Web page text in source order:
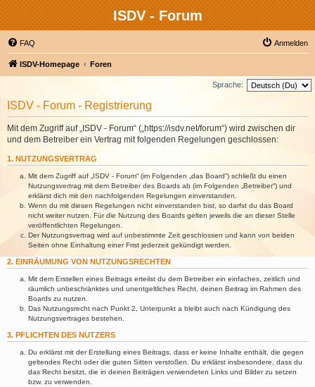
ISDV - Forum
FAQ Anmelden
ISDV-Homepage Foren
Sprache:
ISDV - Forum - Registrierung
Mit dem Zugriff auf „ISDV - Forum“ („https://isdv.net/forum“) wird zwischen dir
und dem Betreiber ein Vertrag mit folgenden Regelungen geschlossen:
1. NUTZUNGSVERTRAG
Mit dem Zugriff auf „ISDV - Forum“ (im Folgenden „das Board“) schließt du einen
Nutzungsvertrag mit dem Betreiber des Boards ab (im Folgenden „Betreiber“) und
erklärst dich mit den nachfolgenden Regelungen einverstanden.
Wenn du mit diesen Regelungen nicht einverstanden bist, so darfst du das Board
nicht weiter nutzen. Für die Nutzung des Boards gelten jeweils die an dieser Stelle
veröffentlichten Regelungen.
Der Nutzungsvertrag wird auf unbestimmte Zeit geschlossen und kann von beiden
Seiten ohne Einhaltung einer Frist jederzeit gekündigt werden.
2. EINRÄUMUNG VON NUTZUNGSRECHTEN
Mit dem Erstellen eines Beitrags erteilst du dem Betreiber ein einfaches, zeitlich und
räumlich unbeschränktes und unentgeltliches Recht, deinen Beitrag im Rahmen des
Boards zu nutzen.
Das Nutzungsrecht nach Punkt 2, Unterpunkt a bleibt auch nach Kündigung des
Nutzungsvertrages bestehen.
3. PFLICHTEN DES NUTZERS
Du erklärst mit der Erstellung eines Beitrags, dass er keine Inhalte enthält, die gegen
geltendes Recht oder die guten Sitten verstoßen. Du erklärst insbesondere, dass du
das Recht besitzt, die in deinen Beiträgen verwendeten Links und Bilder zu setzen
bzw. zu verwenden.